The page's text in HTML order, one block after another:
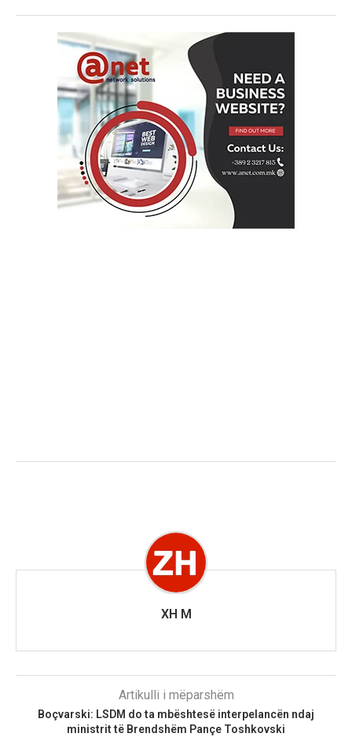
XH M
Artikulli i mëparshëm
Boçvarski: LSDM do ta mbështesë interpelancën ndaj
ministrit të Brendshëm Pançe Toshkovski